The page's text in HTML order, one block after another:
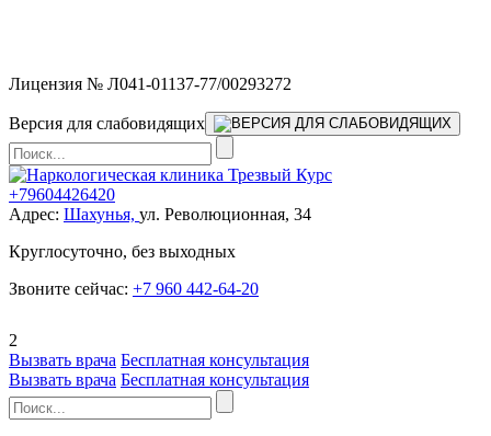
Лицензия № Л041-01137-77/00293272
Версия для слабовидящих
+79604426420
Адрес: Шахунья, ул. Революционная, 34
Круглосуточно, без выходных
Звоните сейчас: +7 960 442-64-20
2
Вызвать врача Бесплатная консультация
Вызвать врача Бесплатная консультация